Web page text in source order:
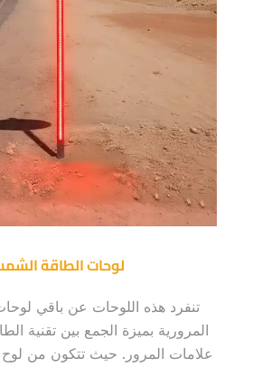
لوحات الطاقة
تنفرد هذه اللوحات عن باقي
المرورية بميزة الجمع بين تقنية
علامات المرور. حيث تتكون من